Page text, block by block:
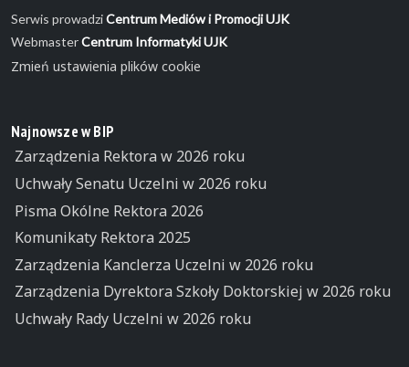
Serwis prowadziCentrum Mediów i Promocji UJK
WebmasterCentrum Informatyki UJK
Zmień ustawienia plików cookie
Najnowsze w BIP
Zarządzenia Rektora w 2026 roku
Uchwały Senatu Uczelni w 2026 roku
Pisma Okólne Rektora 2026
Komunikaty Rektora 2025
Zarządzenia Kanclerza Uczelni w 2026 roku
Zarządzenia Dyrektora Szkoły Doktorskiej w 2026 roku
Uchwały Rady Uczelni w 2026 roku